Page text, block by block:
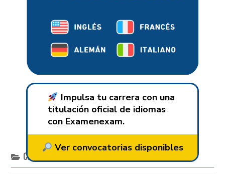
Impulsa tu carrera con una
titulación oficial de idiomas
con Examenexam.
Ver convocatorias disponibles
Categoría: